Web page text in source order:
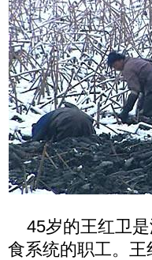
45岁的王红卫是
食系统的职工。